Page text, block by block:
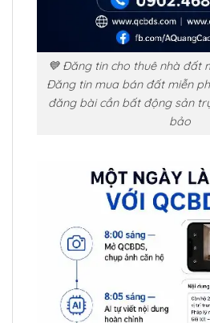
💙 Đăng tin cho thuê nhà đất
Đăng tin mua bán đất miễn phí
đăng bài cần bất động sản
bảo